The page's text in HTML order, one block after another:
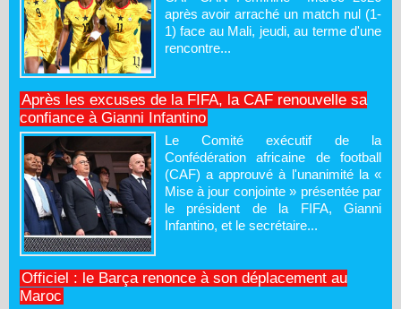
après avoir arraché un match nul (1-
1) face au Mali, jeudi, au terme d'une
rencontre...
Après les excuses de la FIFA, la CAF renouvelle sa
confiance à Gianni Infantino
Le Comité exécutif de la
Confédération africaine de football
(CAF) a approuvé à l'unanimité la «
Mise à jour conjointe » présentée par
le président de la FIFA, Gianni
Infantino, et le secrétaire...
Officiel : le Barça renonce à son déplacement au
Maroc